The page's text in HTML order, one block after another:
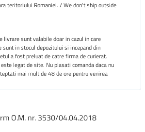
teritoriului Romaniei. / We don't ship outside
livrare sunt valabile doar in cazul in care
sunt in stocul depozitului si incepand din
a fost preluat de catre firma de curierat.
legat de site. Nu plasati comanda daca nu
mai mult de 48 de ore pentru venirea
O.M. nr. 3530/04.04.2018